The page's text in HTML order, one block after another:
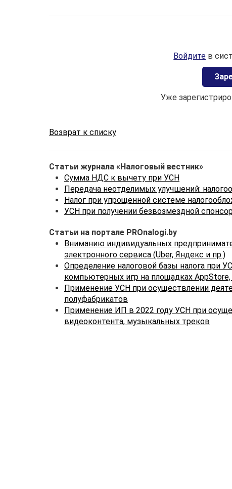
Войдите в
Уже
Возврат к списку
Статьи журнала «Налоговый вестник»
Сумма НДС к вычету при УСН
Передача неотделимых улучшений:
Налог при упрощенной системе
УСН при получении безвозмездной
Статьи на портале PROnalogi.by
Вниманию индивидуальных
электронного сервиса (Uber, Яндекс и пр.)
Определение налоговой базы налога при
компьютерных игр на площадках
Применение УСН при осуществлении
полуфабрикатов
Применение ИП в 2022 году УСН при
видеоконтента, музыкальных треков